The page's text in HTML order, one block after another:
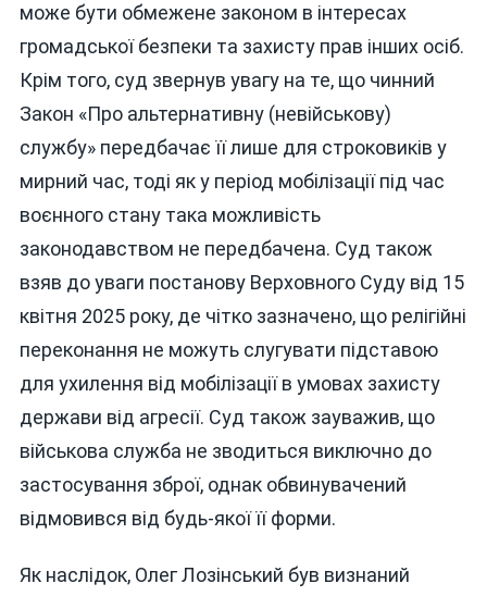
може бути обмежене законом в інтересах
громадської безпеки та захисту прав інших осіб.
Крім того, суд звернув увагу на те, що чинний
Закон «Про альтернативну (невійськову)
службу» передбачає її лише для строковиків у
мирний час, тоді як у період мобілізації під час
воєнного стану така можливість
законодавством не передбачена. Суд також
взяв до уваги постанову Верховного Суду від 15
квітня 2025 року, де чітко зазначено, що релігійні
переконання не можуть слугувати підставою
для ухилення від мобілізації в умовах захисту
держави від агресії. Суд також зауважив, що
військова служба не зводиться виключно до
застосування зброї, однак обвинувачений
відмовився від будь-якої її форми.
Як наслідок, Олег Лозінський був визнаний